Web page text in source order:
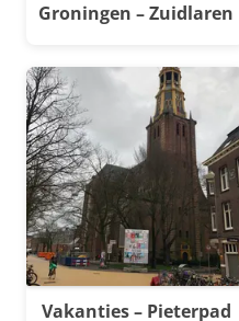
Groningen – Zuidlaren
Vakanties – Pieterpad